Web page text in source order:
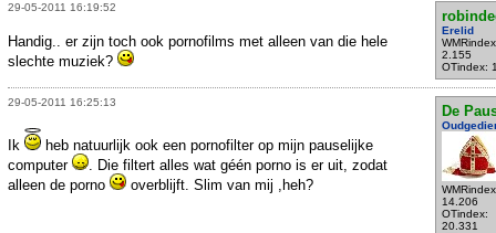
29-05-2011 16:19:52
Erelid
2.155
OTindex:
Handig.. er zijn toch ook pornofilms met alleen van die hele
slechte muziek?
29-05-2011 16:25:13
De
14.206
OTindex:
20.331
Ik
heb natuurlijk ook een pornofilter op mijn pauselijke
computer
. Die filtert alles wat géén porno is er uit, zodat
alleen de porno
overblijft. Slim van mij ,heh?